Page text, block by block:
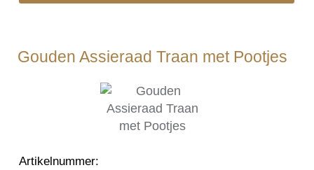
Gouden Assieraad Traan met Pootjes
Artikelnummer: